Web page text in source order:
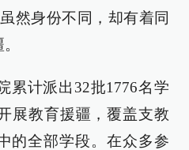
然身份不同，却有着同
累计派出32批1776名学
展教育援疆，覆盖支教
的全部学段。在众多参